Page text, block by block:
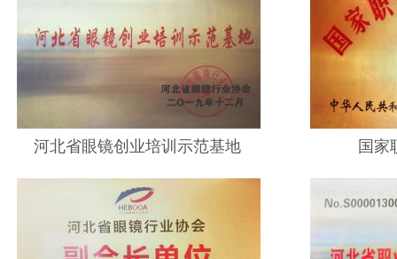
河北省眼镜创业培训示范基地 国家